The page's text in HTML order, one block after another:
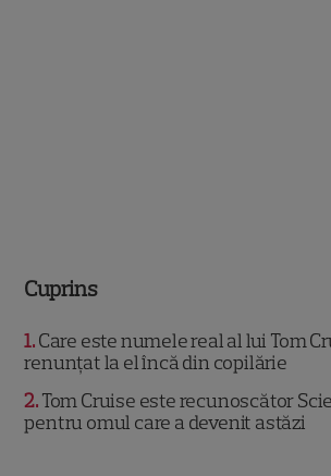
Cuprins
1 Care este numele real al lui Tom
renunțat la el încă din copilărie
2 Tom Cruise este recunoscător
pentru omul care a devenit astăzi